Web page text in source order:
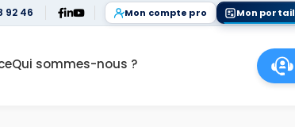
92 46 Mon compte pro Mon portail
Qui sommes-nous ?